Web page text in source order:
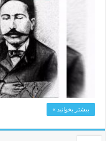
بیشتر بخوانید »